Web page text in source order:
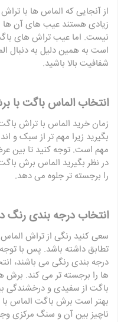
از آنجایی که الماس ها با
زیادی هستند عیب های آن ها
نیست. اما عیب تراش های
است به همین دلیل به دنبال
شفافیت بالا باشید.
انتخاب الماس باگت با
زمان خرید الماس با تراش
بگیرید زیرا مهم تر از سبک و
مهم است. توجه کنید تا بین
در نظر بگیرید الماس برش
را برجسته تر جلوه می دهد.
انتخاب درجه بندی
سعی کنید رنگی از تراش
تطابق داشته باشد. پس با
درجه بندی رنگی می باشند،
ها را برجسته تر می کند.
باگت از سفیدی و درخشندگی
بهتر است برش باگت الماس با
ناچیز بین آن و سنگ مرکزی